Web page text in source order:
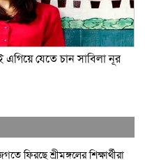
এগিয়ে যেতে চান সাবিলা নূর
ফিরছে শ্রীমঙ্গলের শিক্ষার্থীরা